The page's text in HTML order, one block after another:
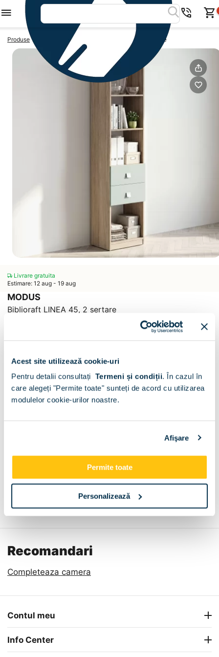
Acest site utilizează cookie-uri
Pentru detalii consultați Termeni și condiții. În cazul în
care alegeți "Permite toate" sunteți de acord cu utilizarea
modulelor cookie-urilor noastre.
Afişare
Permite toate
Personalizează
Produse Dulapuri birou Biblioraft LINEA 45, 2 sertare
Livrare gratuita
Estimare: 12 aug - 19 aug
MODUS
Biblioraft LINEA 45, 2 sertare
Scrie un comentariu
CONFIGURATOR
Decor : Oak / Verde Eucalipt
Metode de plata Livrare
Recomandari
Completeaza camera
Contul meu
Info Center